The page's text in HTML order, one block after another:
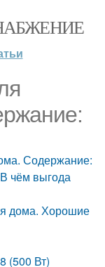
Содержание:
чём выгода
дома. Хорошие
(500 Вт)